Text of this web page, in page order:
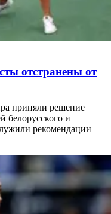
отстранены от
приняли решение
белорусского и
рекомендации